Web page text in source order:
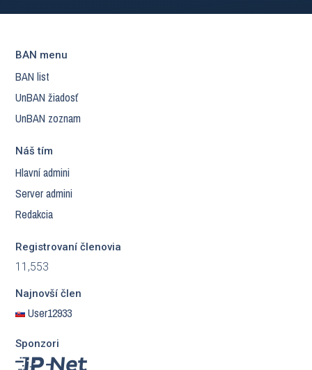
BAN menu
BAN list
UnBAN žiadosť
UnBAN zoznam
Náš tím
Hlavní admini
Server admini
Redakcia
Registrovaní členovia
11,553
Najnovší člen
User12933
Sponzori